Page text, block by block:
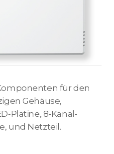
für den
Gehäuse,
Platine, 8-Kanal-
und Netzteil.